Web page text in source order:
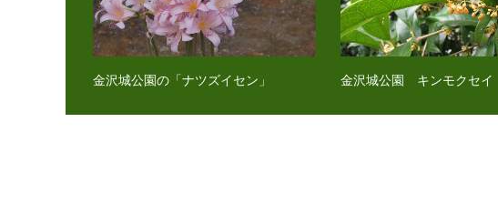
金沢城公園の「ナツズイセン」 金沢城公園 キンモクセイ